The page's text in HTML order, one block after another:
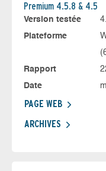
Premium 4.5.8 & 4.5
Version testée
Plateforme
Rapport
Date
PAGE WEB
ARCHIVES